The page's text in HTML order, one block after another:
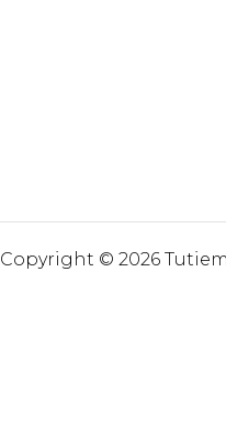
Copyright © 2026